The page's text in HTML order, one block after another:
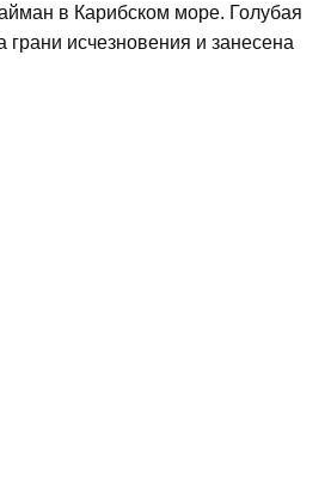
в Карибском море. Голубая
грани исчезновения и занесена